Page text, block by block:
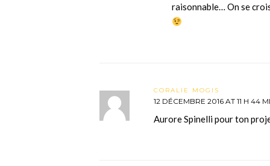
raisonnable… On se
CORALIE MOGIS
12 DÉCEMBRE 2016 AT 11 H 44
Aurore Spinelli pour ton